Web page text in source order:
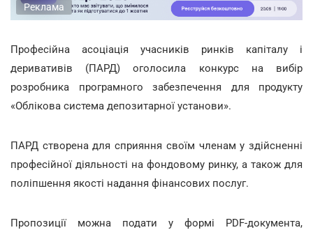
Реклама
Професійна асоціація учасників ринків капіталу і
деривативів (ПАРД) оголосила конкурс на вибір
розробника програмного забезпечення для продукту
«Облікова система депозитарної установи».
ПАРД створена для сприяння своїм членам у здійсненні
професійної діяльності на фондовому ринку, а також для
поліпшення якості надання фінансових послуг.
Пропозиції можна подати у формі PDF-документа,